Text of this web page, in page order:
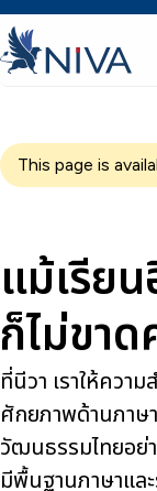
This page is
แม้เรีย
ก็ไม่ขาด
ที่นีวา เราให้ควา
ศักยภาพด้านภาษ
วัฒนธรรมไทยอย่
มีพื้นฐานภาษาแล